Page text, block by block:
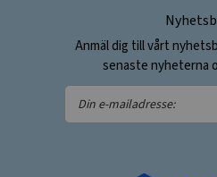
Anmäl dig till vårt
senaste nyheterna
Din
e-